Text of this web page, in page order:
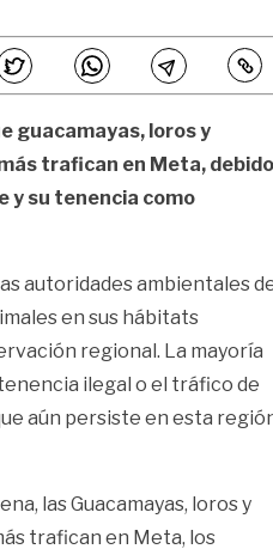
guacamayas, loros y
trafican en Meta, debido
y su tenencia como
autoridades ambientales
en sus hábitats
regional. La mayoría
ilegal o el tráfico de
aún persiste en esta
las Guacamayas, loros y
trafican en Meta, los